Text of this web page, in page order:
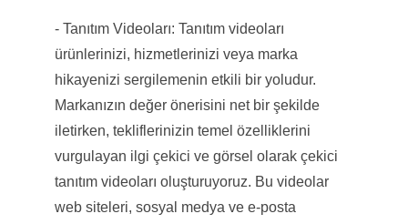
- Tanıtım Videoları: Tanıtım videoları
ürünlerinizi, hizmetlerinizi veya marka
hikayenizi sergilemenin etkili bir yoludur.
Markanızın değer önerisini net bir şekilde
iletirken, tekliflerinizin temel özelliklerini
vurgulayan ilgi çekici ve görsel olarak çekici
tanıtım videoları oluşturuyoruz. Bu videolar
web siteleri, sosyal medya ve e-posta